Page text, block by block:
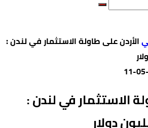
الأردن على طاولة الاستثمار في لندن :
الاستثمار في لندن :